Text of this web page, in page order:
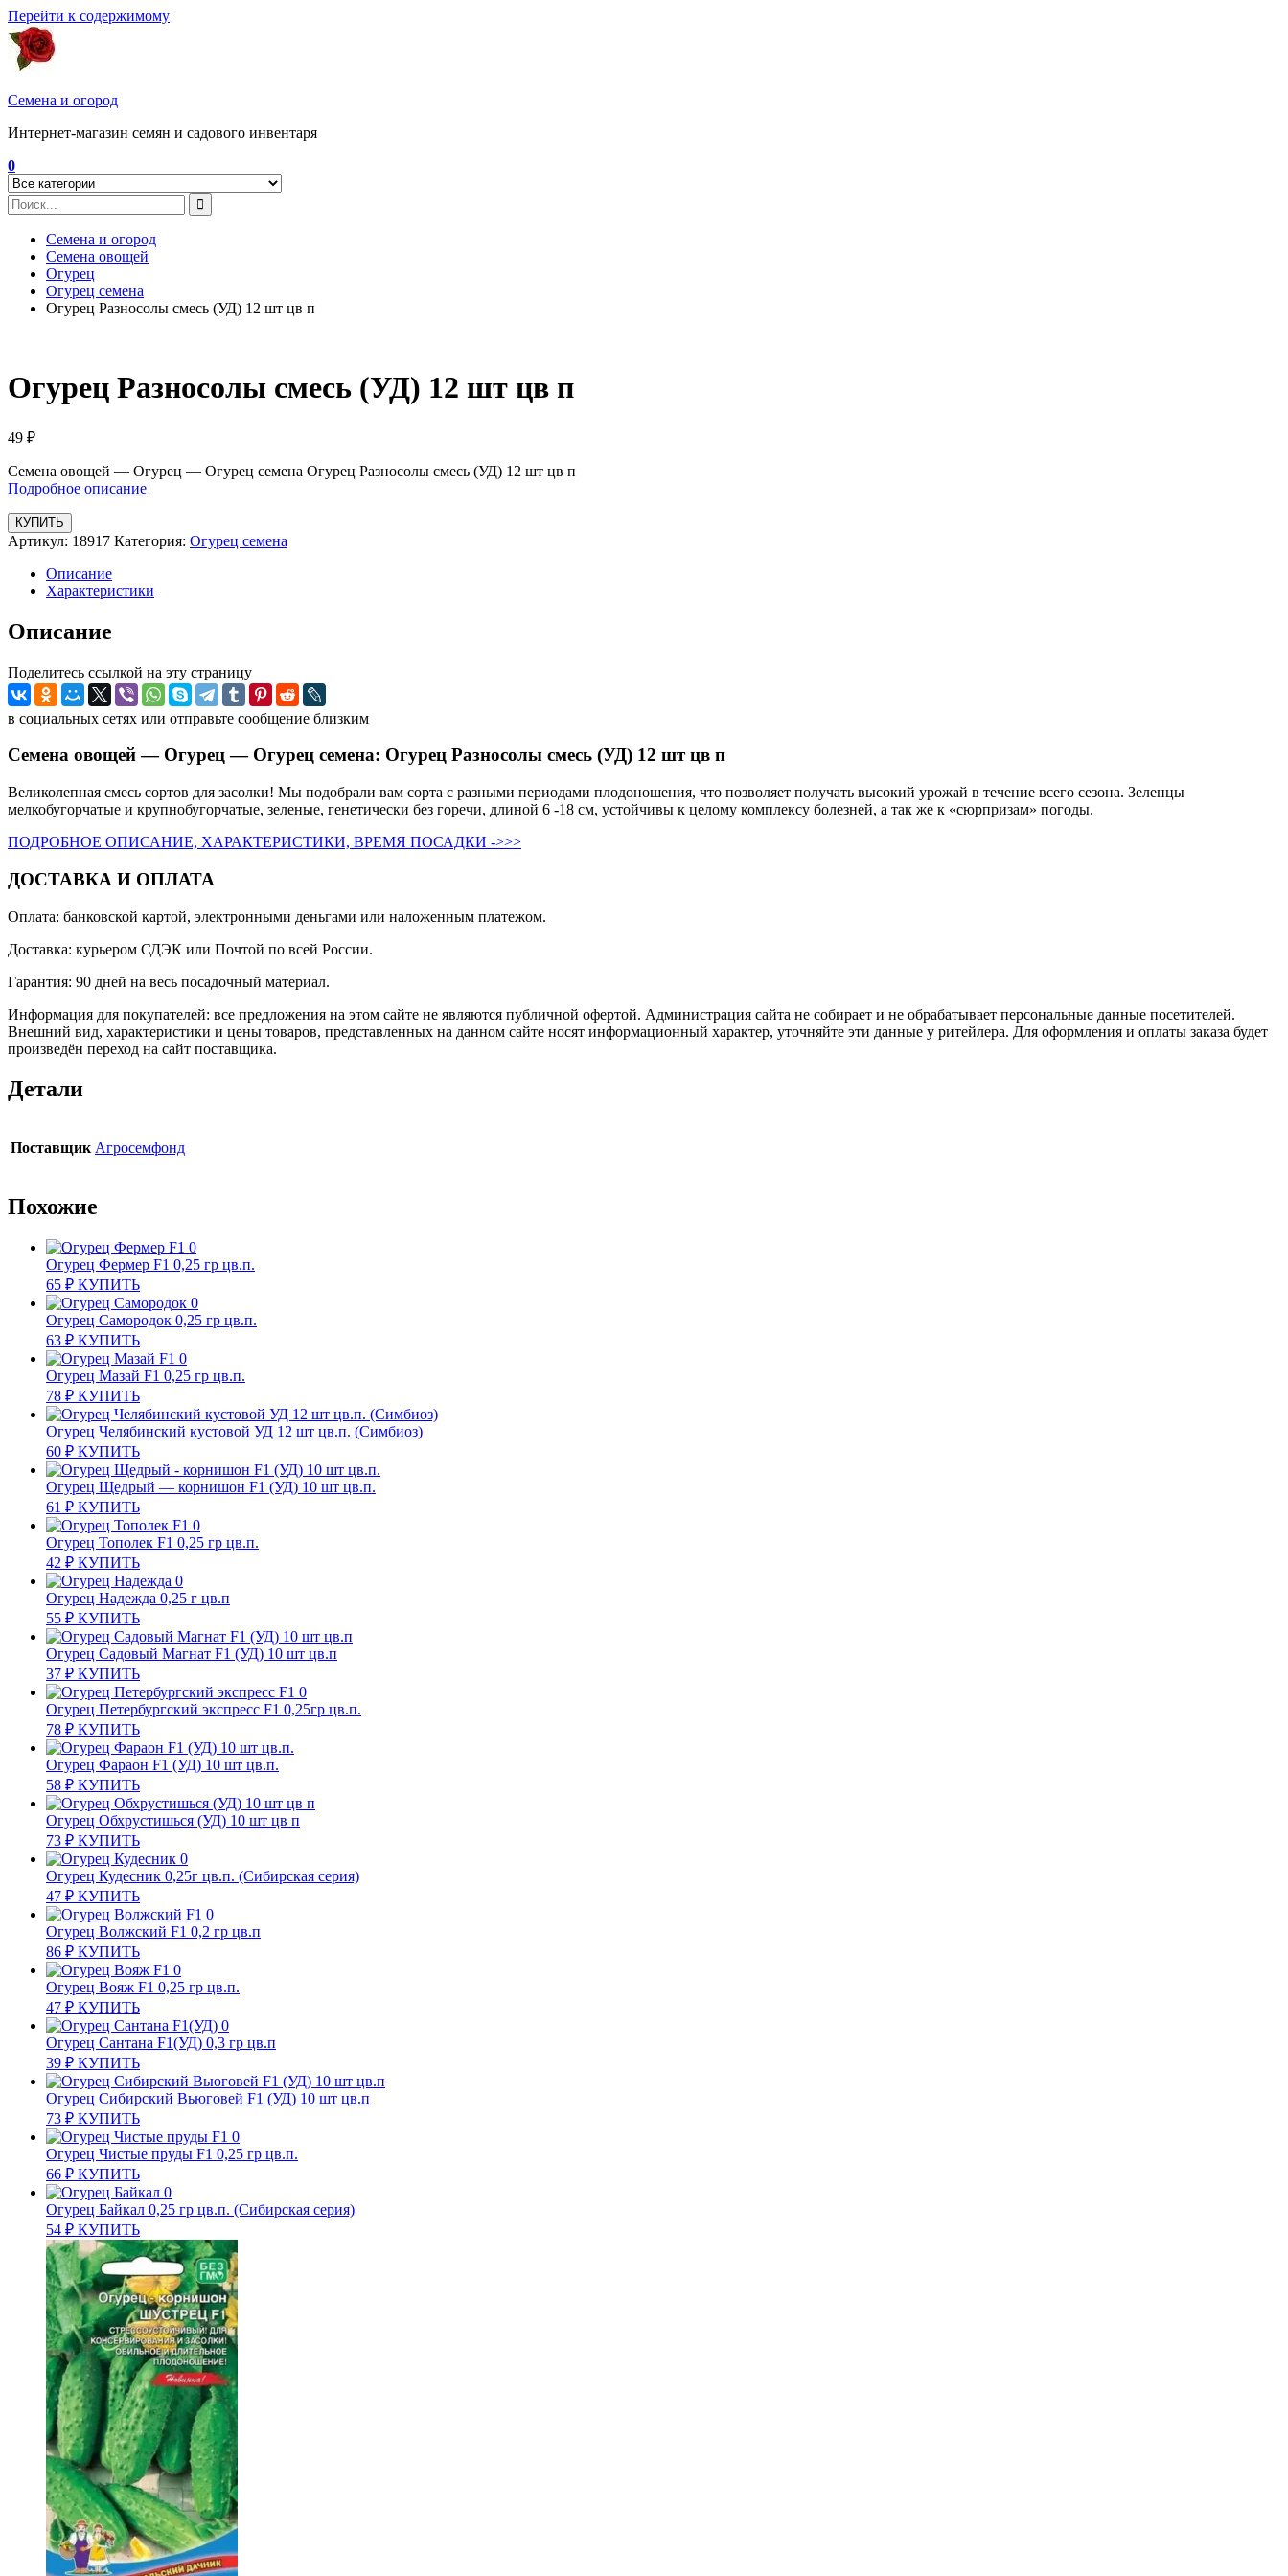
Перейти к содержимому
Семена и огород
Интернет-магазин семян и садового инвентаря
0
Семена и огород
Семена овощей
Огурец
Огурец семена
Огурец Разносолы смесь (УД) 12 шт цв п
Огурец Разносолы смесь (УД) 12 шт цв п
49 ₽
Семена овощей — Огурец — Огурец семена Огурец Разносолы смесь (УД) 12 шт цв п
Подробное описание
КУПИТЬ
Артикул: 18917 Категория: Огурец семена
Описание
Характеристики
Описание
Поделитесь ссылкой на эту страницу
в социальных сетях или отправьте сообщение близким
Семена овощей — Огурец — Огурец семена: Огурец Разносолы смесь (УД) 12 шт цв п
Великолепная смесь сортов для засолки! Мы подобрали вам сорта с разными периодами плодоношения, что позволяет получать высокий урожай в течение всего сезона. Зеленцы
мелкобугорчатые и крупнобугорчатые, зеленые, генетически без горечи, длиной 6 -18 см, устойчивы к целому комплексу болезней, а так же к «сюрпризам» погоды.
ПОДРОБНОЕ ОПИСАНИЕ, ХАРАКТЕРИСТИКИ, ВРЕМЯ ПОСАДКИ ->>>
ДОСТАВКА И ОПЛАТА
Оплата: банковской картой, электронными деньгами или наложенным платежом.
Доставка: курьером СДЭК или Почтой по всей России.
Гарантия: 90 дней на весь посадочный материал.
Информация для покупателей: все предложения на этом сайте не являются публичной офертой. Администрация сайта не собирает и не обрабатывает персональные данные посетителей.
Внешний вид, характеристики и цены товаров, представленных на данном сайте носят информационный характер, уточняйте эти данные у ритейлера. Для оформления и оплаты заказа будет
произведён переход на сайт поставщика.
Детали
Поставщик Агросемфонд
Похожие
Огурец Фермер F1 0,25 гр цв.п.
65 ₽ КУПИТЬ
Огурец Самородок 0,25 гр цв.п.
63 ₽ КУПИТЬ
Огурец Мазай F1 0,25 гр цв.п.
78 ₽ КУПИТЬ
Огурец Челябинский кустовой УД 12 шт цв.п. (Симбиоз)
60 ₽ КУПИТЬ
Огурец Щедрый — корнишон F1 (УД) 10 шт цв.п.
61 ₽ КУПИТЬ
Огурец Тополек F1 0,25 гр цв.п.
42 ₽ КУПИТЬ
Огурец Надежда 0,25 г цв.п
55 ₽ КУПИТЬ
Огурец Садовый Магнат F1 (УД) 10 шт цв.п
37 ₽ КУПИТЬ
Огурец Петербургский экспресс F1 0,25гр цв.п.
78 ₽ КУПИТЬ
Огурец Фараон F1 (УД) 10 шт цв.п.
58 ₽ КУПИТЬ
Огурец Обхрустишься (УД) 10 шт цв п
73 ₽ КУПИТЬ
Огурец Кудесник 0,25г цв.п. (Сибирская серия)
47 ₽ КУПИТЬ
Огурец Волжский F1 0,2 гр цв.п
86 ₽ КУПИТЬ
Огурец Вояж F1 0,25 гр цв.п.
47 ₽ КУПИТЬ
Огурец Сантана F1(УД) 0,3 гр цв.п
39 ₽ КУПИТЬ
Огурец Сибирский Вьюговей F1 (УД) 10 шт цв.п
73 ₽ КУПИТЬ
Огурец Чистые пруды F1 0,25 гр цв.п.
66 ₽ КУПИТЬ
Огурец Байкал 0,25 гр цв.п. (Сибирская серия)
54 ₽ КУПИТЬ